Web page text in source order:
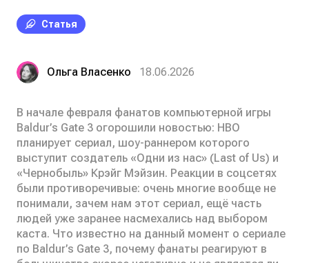
Статья
Ольга Власенко 18.06.2026
В начале февраля фанатов компьютерной игры
Baldur’s Gate 3 огорошили новостью: HBO
планирует сериал, шоу-раннером которого
выступит создатель «Одни из нас» (Last of Us) и
«Чернобыль» Крэйг Мэйзин. Реакции в соцсетях
были противоречивые: очень многие вообще не
понимали, зачем нам этот сериал, ещё часть
людей уже заранее насмехались над выбором
каста. Что известно на данный момент о сериале
по Baldur’s Gate 3, почему фанаты реагируют в